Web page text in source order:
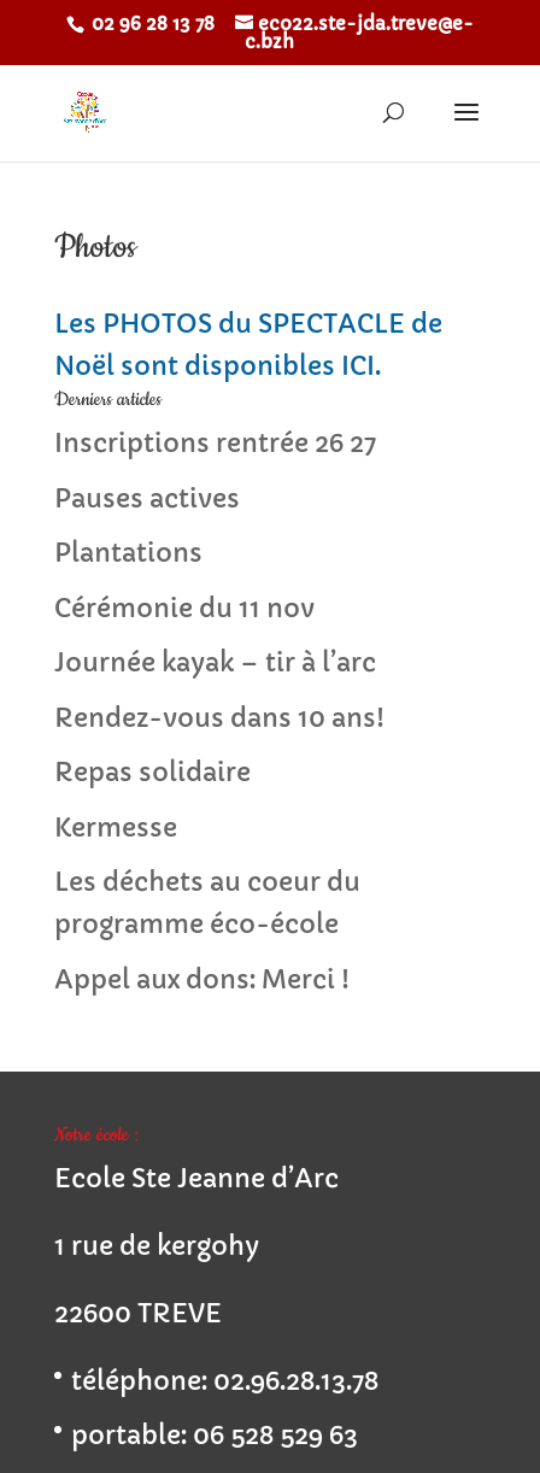
02 96 28 13 78 eco22.ste-jda.treve@e-
c.bzh
Photos
Les PHOTOS du SPECTACLE de
Noël sont disponibles ICI.
Derniers articles
Inscriptions rentrée 26 27
Pauses actives
Plantations
Cérémonie du 11 nov
Journée kayak – tir à l’arc
Rendez-vous dans 10 ans!
Repas solidaire
Kermesse
Les déchets au coeur du
programme éco-école
Appel aux dons: Merci !
Notre école :
Ecole Ste Jeanne d’Arc
1 rue de kergohy
22600 TREVE
téléphone: 02.96.28.13.78
portable: 06 528 529 63